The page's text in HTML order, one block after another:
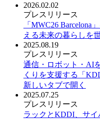
2026.02.02
プレスリリース
「MWC26
える未来の暮らしを
2025.08.19
プレスリリース
通信・ロボット・AI
くりを支援する「
新しいタブで開く
2025.07.25
プレスリリース
ラックとKDDI、サ